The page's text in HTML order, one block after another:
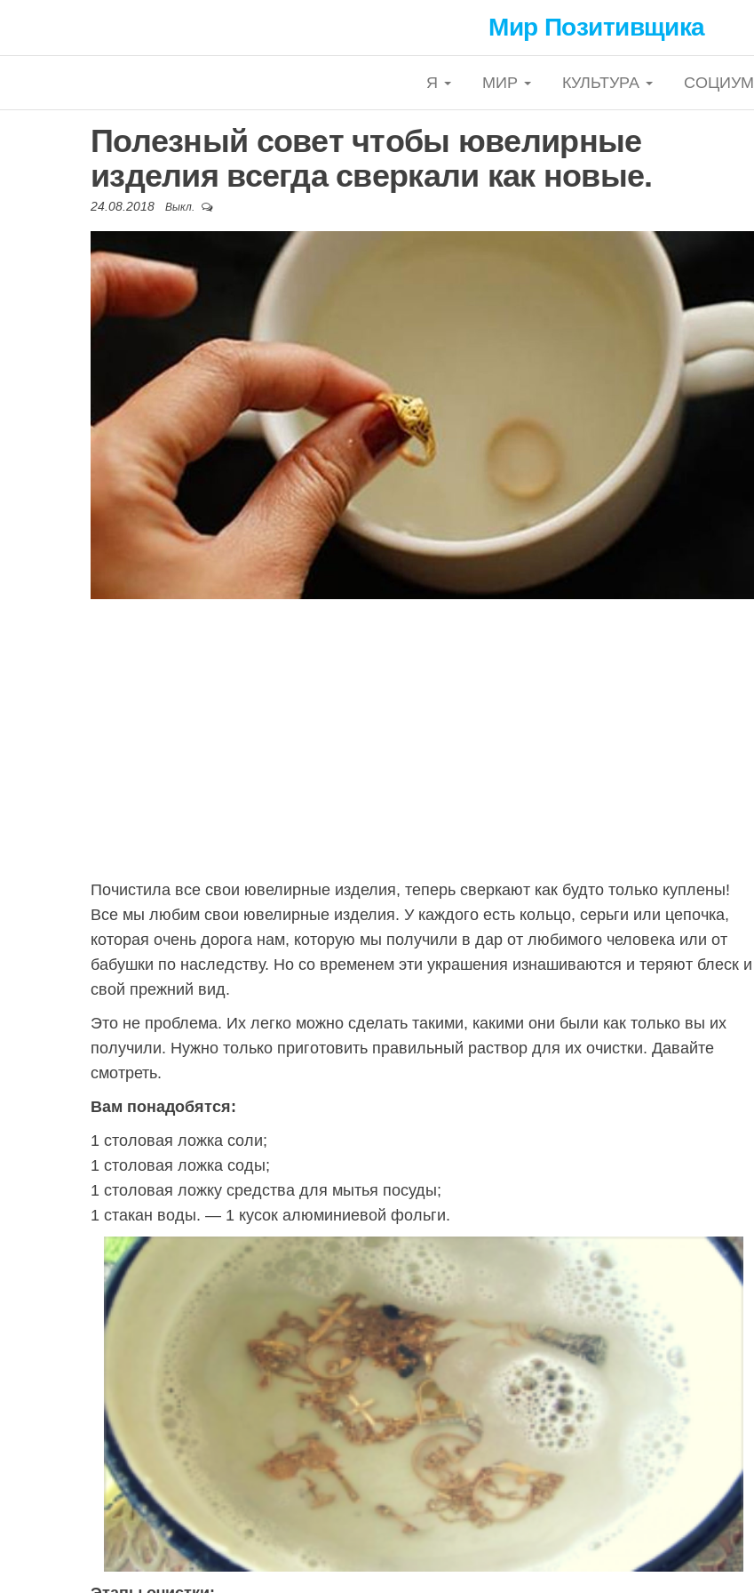
Мир Позитивщика
Я МИР КУЛЬТУРА СОЦИУМ
Полезный совет чтобы ювелирные
изделия всегда сверкали как новые.
24.08.2018 Выкл.
Почистила все свои ювелирные изделия, теперь сверкают как будто только куплены!
Все мы любим свои ювелирные изделия. У каждого есть кольцо, серьги или цепочка,
которая очень дорога нам, которую мы получили в дар от любимого человека или от
бабушки по наследству. Но со временем эти украшения изнашиваются и теряют блеск и
свой прежний вид.
Это не проблема. Их легко можно сделать такими, какими они были как только вы их
получили. Нужно только приготовить правильный раствор для их очистки. Давайте
смотреть.
Вам понадобятся:
1 столовая ложка соли;
1 столовая ложка соды;
1 столовая ложку средства для мытья посуды;
1 стакан воды. — 1 кусок алюминиевой фольги.